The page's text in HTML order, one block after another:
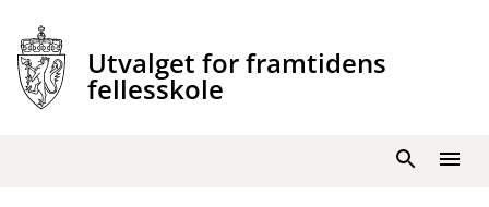
innhold
Utvalget for framtidens
fellesskole
Meny
Søk